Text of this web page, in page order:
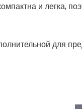
и легка,
для